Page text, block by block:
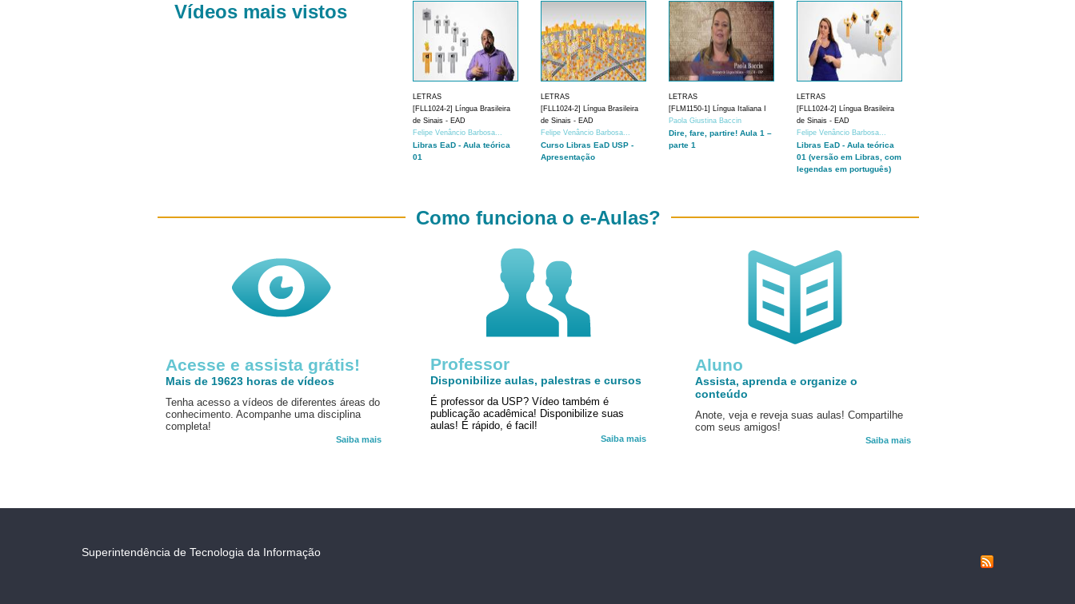
Vídeos mais vistos
LETRAS
[FLL1024-2] Língua Brasileira
de Sinais - EAD
Felipe Venâncio Barbosa...
Libras EaD - Aula teórica
01
LETRAS
[FLL1024-2] Língua Brasileira
de Sinais - EAD
Felipe Venâncio Barbosa...
Curso Libras EaD USP -
Apresentação
LETRAS
[FLM1150-1] Língua Italiana I
Paola Giustina Baccin
Dire, fare, partire! Aula 1 –
parte 1
LETRAS
[FLL1024-2] Língua Brasileira
de Sinais - EAD
Felipe Venâncio Barbosa...
Libras EaD - Aula teórica
01 (versão em Libras, com
legendas em português)
Acesse e assista grátis!
Mais de 19623 horas de vídeos
Tenha acesso a vídeos de diferentes áreas do
conhecimento. Acompanhe uma disciplina
completa!
Saiba mais
Aluno
Assista, aprenda e organize o
conteúdo
Anote, veja e reveja suas aulas! Compartilhe
com seus amigos!
Saiba mais
Como funciona o e-Aulas?
Professor
Disponibilize aulas, palestras e cursos
É professor da USP? Vídeo também é
publicação acadêmica! Disponibilize suas
aulas! É rápido, é facil!
Saiba mais
Superintendência de Tecnologia da Informação